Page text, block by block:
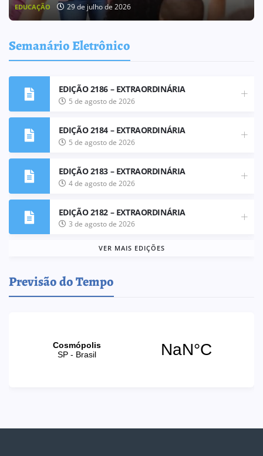
BOLETIM INFORMATIVO 25 de julho de 2026
Semanário Eletrônico
EDIÇÃO 2186 – EXTRAORDINÁRIA
5 de agosto de 2026
EDIÇÃO 2184 – EXTRAORDINÁRIA
5 de agosto de 2026
EDIÇÃO 2183 – EXTRAORDINÁRIA
4 de agosto de 2026
EDIÇÃO 2182 – EXTRAORDINÁRIA
3 de agosto de 2026
VER MAIS EDIÇÕES
Previsão do Tempo